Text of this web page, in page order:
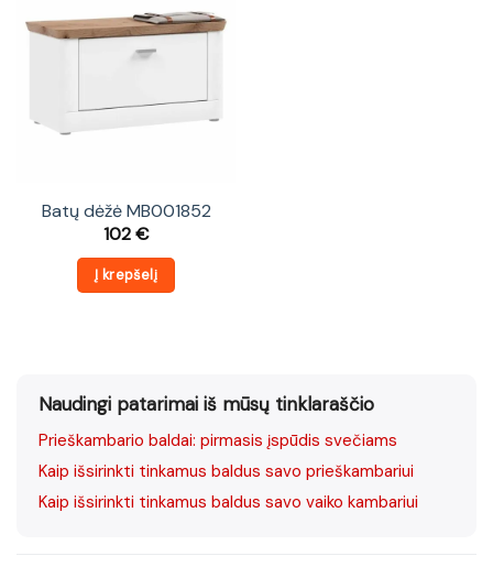
Batų dėžė MB001852
102€
Į krepšelį
Naudingi patarimai iš mūsų tinklaraščio
Prieškambario baldai: pirmasis įspūdis svečiams
Kaip išsirinkti tinkamus baldus savo prieškambariui
Kaip išsirinkti tinkamus baldus savo vaiko kambariui